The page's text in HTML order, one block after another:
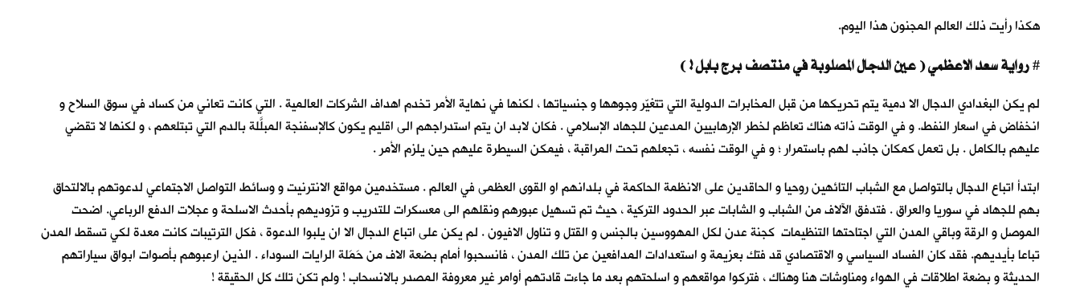
هكذا رأيت ذلك العالم المجنون هذا اليوم.
#
لم يكن البغدادي الدجال الا دمية يتم تحريكها من قبل المخابرات الدولية التي تتغيّر وجوهها و جنسياتها ، لكنها في نهاية الأمر تخدم اهداف الشركات العالمية . التي كانت تعاني من كساد في سوق السلاح و
انخفاض في اسعار النفط. و في الوقت ذاته هناك تعاظم لخطر الإرهابيين المدعين للجهاد الإسلامي . فكان لابد ان يتم استدراجهم الى اقليم يكون كالإسفنجة المبلَّلة بالدم التي تبتلعهم ، و لكنها لا تقضي
عليهم بالكامل . بل تعمل كمكان جاذب لهم باستمرار ؛ و في الوقت نفسه ، تجعلهم تحت المراقبة ، فيمكن السيطرة عليهم حين يلزم الأمر .
ابتدأ اتباع الدجال بالتواصل مع الشباب التائهين روحيا و الحاقدين على الانظمة الحاكمة في بلدانهم او القوى العظمى في العالم . مستخدمين مواقع الانترنيت و وسائط التواصل الاجتماعي لدعوتهم بالالتحاق
بهم للجهاد في سوريا والعراق . فتدفق الآلاف من الشباب و الشابات عبر الحدود التركية ، حيث تم تسهيل عبورهم ونقلهم الى معسكرات للتدريب و تزوديهم بأحدث الاسلحة و عجلات الدفع الرباعي. اضحت
الموصل و الرقة وباقي المدن التي اجتاحتها التنظيمات كجنة عدن لكل المهووسين بالجنس و القتل و تناول الافيون . لم يكن على اتباع الدجال الا ان يلبوا الدعوة ، فكل الترتيبات كانت معدة لكي تسقط المدن
تباعا بأيديهم. فقد كان الفساد السياسي و الاقتصادي قد فتك بعزيمة و استعدادات المدافعين عن تلك المدن ، فانسحبوا أمام بضعة الاف من حَمَلة الرايات السوداء . الذين ارعبوهم بأصوات ابواق سياراتهم
الحديثة و بضعة اطلاقات في الهواء ومناوشات هنا وهناك ، فتركوا مواقعهم و اسلحتهم بعد ما جاءت قادتهم أوامر غير معروفة المصدر بالانسحاب ! ولم تكن تلك كل الحقيقة !